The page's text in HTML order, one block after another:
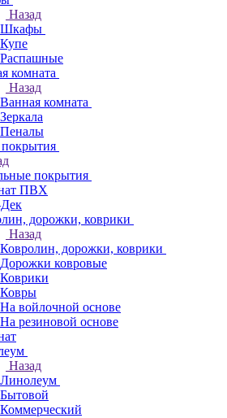
Назад
Шкафы
Купе
Распашные
комната
Назад
Ванная комната
Зеркала
Пеналы
покрытия
ПВХ
дорожки, коврики
Назад
Ковролин, дорожки, коврики
Дорожки ковровые
Коврики
Ковры
На войлочной основе
На резиновой основе
Назад
Линолеум
Бытовой
Коммерческий